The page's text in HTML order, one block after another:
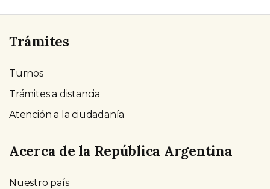
Trámites
Turnos
Trámites a distancia
Atención a la ciudadanía
Acerca de la República Argentina
Nuestro país